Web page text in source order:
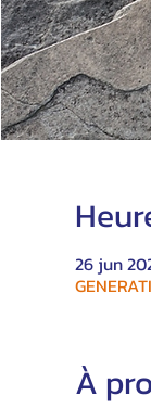
26 jun
À